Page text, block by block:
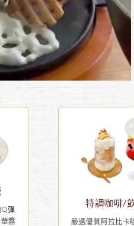
彈
醬
特調咖啡/
嚴選優質阿拉比卡